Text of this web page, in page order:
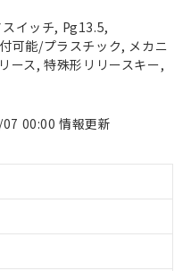
イッチ, Pg13.5,
可能/プラスチック, メカニ
ース, 特殊形リリースキー,
00:00 情報更新